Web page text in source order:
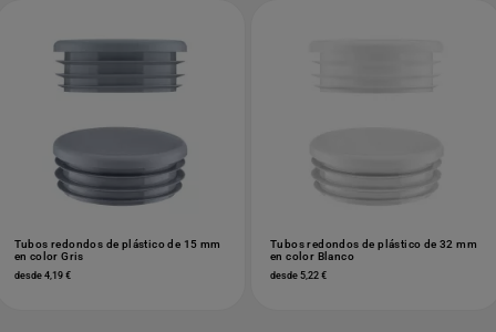
Tubos redondos de plástico de 15 mm
en color Gris
desde 4,19 €
Tubos redondos de plástico de 32 mm
en color Blanco
desde 5,22 €